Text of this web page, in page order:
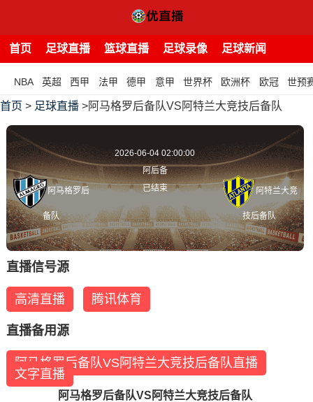
首页 足球直播 篮球直播 足球录像 足球新闻
NBA 英超 西甲 法甲 德甲 意甲 世界杯 欧洲杯 欧冠 世预
首页 > 足球直播 >阿马格罗后备队VS阿特兰大竞技后备队
阿马格罗后
备队
2026-06-04 02:00:00
阿后备
已结束
阿特兰大竞
技后备队
直播信号源
高清直播 腾讯体育
直播备用源
阿马格罗后备队VS阿特兰大竞技后备队直播
文字直播
阿马格罗后备队VS阿特兰大竞技后备队